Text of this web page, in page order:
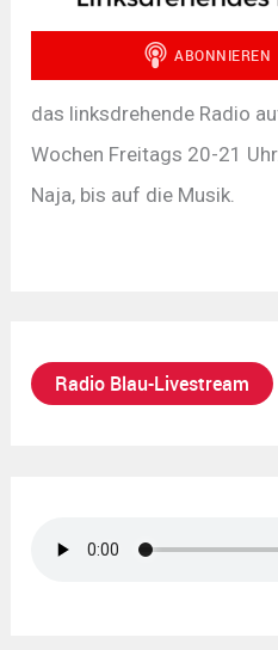
das linksdrehende Radio
Wochen Freitags 20-21
Naja, bis auf die Musik.
Radio Blau-Livestream